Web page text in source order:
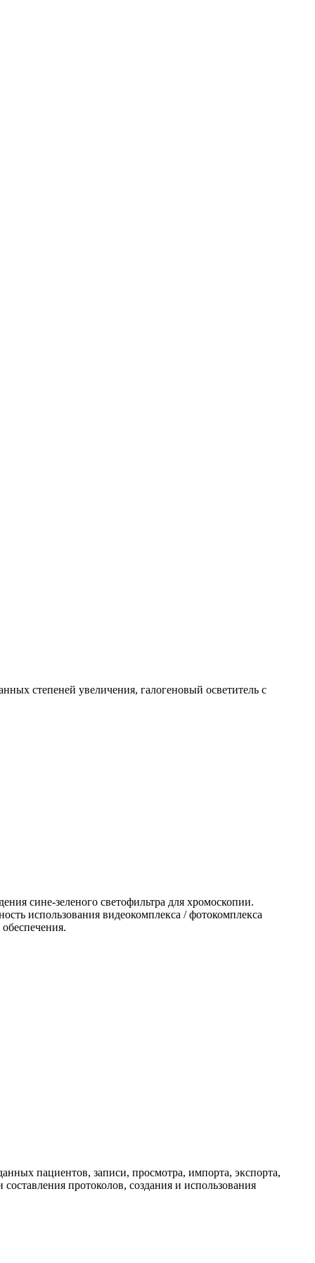
степеней увеличения, галогеновый осветитель с
сине-зеленого светофильтра для хромоскопии.
использования видеокомплекса / фотокомплекса
пациентов, записи, просмотра, импорта, экспорта,
протоколов, создания и использования